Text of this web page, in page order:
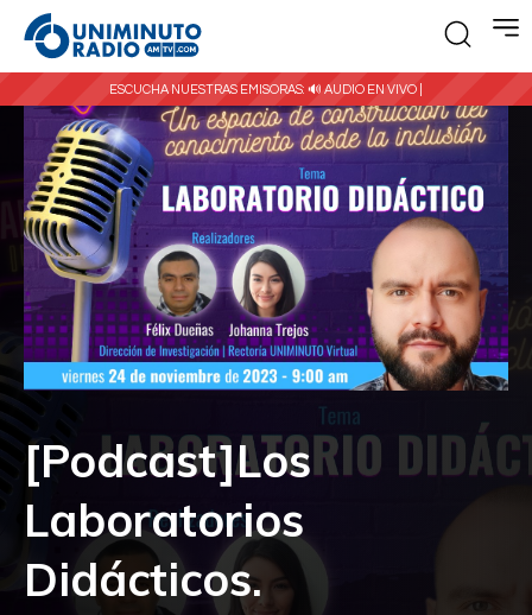
ESCUCHA NUESTRAS EMISORAS: 🔊 AUDIO EN VIVO |
[Podcast]Los
Laboratorios
Didácticos.